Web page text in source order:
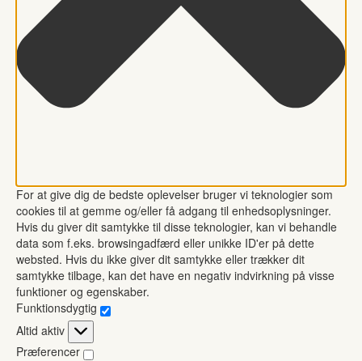
For at give dig de bedste oplevelser bruger vi teknologier som
cookies til at gemme og/eller få adgang til enhedsoplysninger.
Hvis du giver dit samtykke til disse teknologier, kan vi behandle
data som f.eks. browsingadfærd eller unikke ID'er på dette
websted. Hvis du ikke giver dit samtykke eller trækker dit
samtykke tilbage, kan det have en negativ indvirkning på visse
funktioner og egenskaber.
Funktionsdygtig
Funktionsdygtig
Altid aktiv
Præferencer